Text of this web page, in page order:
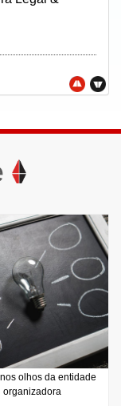
olhos da entidade
organizadora